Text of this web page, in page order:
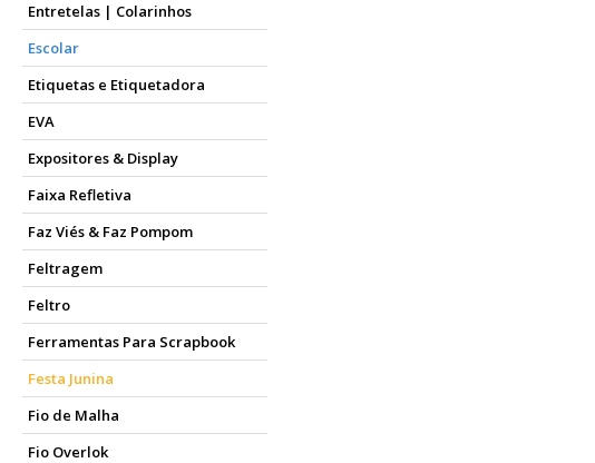
Entretelas | Colarinhos
Escolar
Etiquetas e Etiquetadora
EVA
Expositores & Display
Faixa Refletiva
Faz Viés & Faz Pompom
Feltragem
Feltro
Ferramentas Para Scrapbook
Festa Junina
Fio de Malha
Fio Overlok